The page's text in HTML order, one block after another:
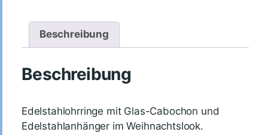
Beschreibung
Beschreibung
Edelstahlohrringe mit Glas-Cabochon und
Edelstahlanhänger im Weihnachtslook.